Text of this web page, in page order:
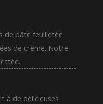
de pâte feuilletée
de crème. Notre
à de délicieuses